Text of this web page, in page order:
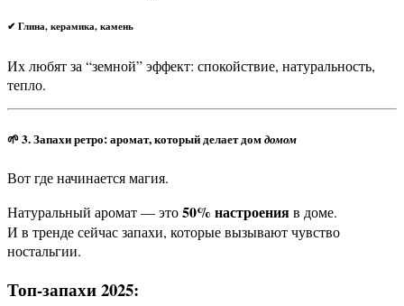
✔ Глина, керамика, камень
Их любят за “земной” эффект: спокойствие, натуральность,
тепло.
🌱3. Запахи ретро: аромат, который делает домдомом
Вот где начинается магия.
Натуральный аромат — это50% настроенияв доме.
И в тренде сейчас запахи, которые вызывают чувство
ностальгии.
Топ-запахи 2025: